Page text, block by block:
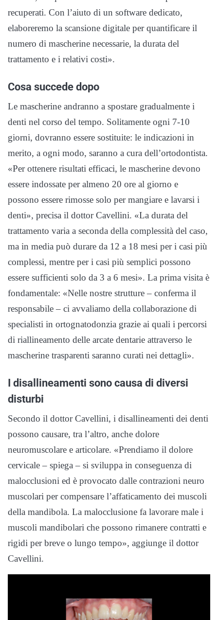
recuperati. Con l’aiuto di un software dedicato,
elaboreremo la scansione digitale per quantificare il
numero di mascherine necessarie, la durata del
trattamento e i relativi costi».
Cosa succede dopo
Le mascherine andranno a spostare gradualmente i
denti nel corso del tempo. Solitamente ogni 7-10
giorni, dovranno essere sostituite: le indicazioni in
merito, a ogni modo, saranno a cura dell’ortodontista.
«Per ottenere risultati efficaci, le mascherine devono
essere indossate per almeno 20 ore al giorno e
possono essere rimosse solo per mangiare e lavarsi i
denti», precisa il dottor Cavellini. «La durata del
trattamento varia a seconda della complessità del caso,
ma in media può durare da 12 a 18 mesi per i casi più
complessi, mentre per i casi più semplici possono
essere sufficienti solo da 3 a 6 mesi». La prima visita è
fondamentale: «Nelle nostre strutture – conferma il
responsabile – ci avvaliamo della collaborazione di
specialisti in ortognatodonzia grazie ai quali i percorsi
di riallineamento delle arcate dentarie attraverso le
mascherine trasparenti saranno curati nei dettagli».
I disallineamenti sono causa di diversi
disturbi
Secondo il dottor Cavellini, i disallineamenti dei denti
possono causare, tra l’altro, anche dolore
neuromuscolare e articolare. «Prendiamo il dolore
cervicale – spiega – si sviluppa in conseguenza di
malocclusioni ed è provocato dalle contrazioni neuro
muscolari per compensare l’affaticamento dei muscoli
della mandibola. La malocclusione fa lavorare male i
muscoli mandibolari che possono rimanere contratti e
rigidi per breve o lungo tempo», aggiunge il dottor
Cavellini.